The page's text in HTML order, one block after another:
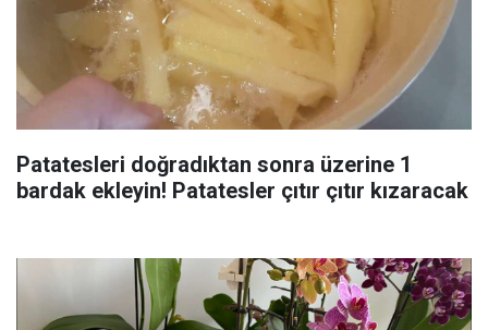
Patatesleri doğradıktan sonra üzerine 1
bardak ekleyin! Patatesler çıtır çıtır kızaracak